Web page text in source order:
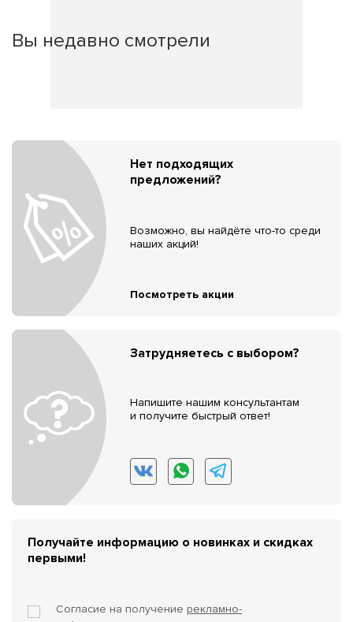
Вы недавно смотрели
Нет подходящих
предложений?
Возможно, вы найдёте что-то среди
наших акций!
Посмотреть акции
Затрудняетесь с выбором?
Напишите нашим консультантам
и получите быстрый ответ!
Получайте информацию о новинках и скидках
первыми!
Согласие на получение рекламно-